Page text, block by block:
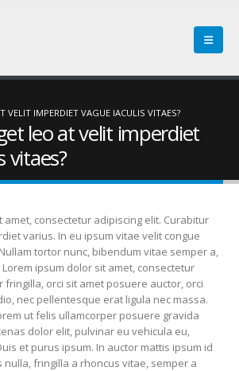
VELIT IMPERDIET VAGUE IACULIS VITAES?
leo at velit imperdiet
vitaes?
amet, consectetur adipiscing elit. Curabitur
varius. In eu ipsum vitae velit congue
tortor nunc, bibendum vitae semper a,
ipsum dolor sit amet, consectetur
fringilla, orci sit amet posuere auctor, orci
nec pellentesque erat ligula nec massa.
ut felis ullamcorper posuere gravida
dolor elit, pulvinar eu vehicula eu,
et purus ipsum. In auctor mattis ipsum id
nulla, fringilla a rhoncus vitae, semper a